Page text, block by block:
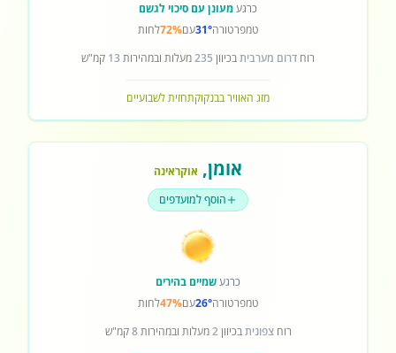
כרגעמעונן עם סיכוי לגשם
טמפרטורה31°עם72%לחות
רוח דרום מערביתבכיוון 235מעלות ובמהירות 13 קמ"ש
מזג האוויר בבנקוקתחזית לשבועיים
אומן, אוקראינה
הוסף למועדפים
כרגעשמיים בהירים
טמפרטורה26°עם47%לחות
רוחצפוניתבכיוון2מעלות ובמהירות8קמ"ש